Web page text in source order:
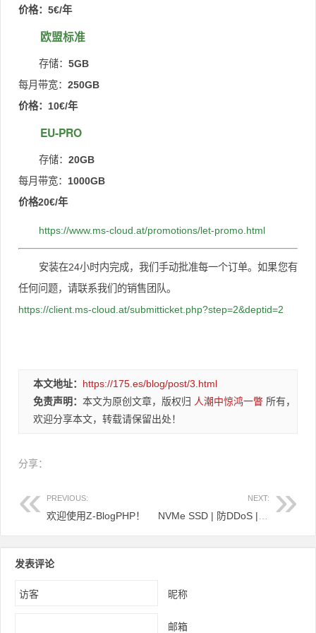
价格：5€/年
欧盟标准
存储： 5GB
每月带宽： 250GB
价格：10€/年
EU-PRO
存储： 20GB
每月带宽： 1000GB
价格20€/年
https://www.ms-cloud.at/promotions/let-promo.html
安装在24小时内完成，我们手动批准每一个订单。如果您有
任何问题，请联系我们的销售团队。
https://client.ms-cloud.at/submitticket.php?step=2&deptid=2
本文地址： https://175.es/blog/post/3.html
免责声明： 本文为原创文章，版权归 人潮中惊鸿一瞥 所有，
欢迎分享本文，转载请保留出处！
分享：
PREVIOUS:
欢迎使用Z-BlogPHP！
NEXT:
发表评论
昵称
邮箱